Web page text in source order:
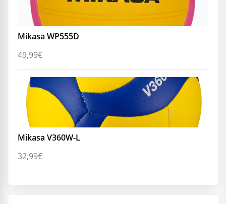
Mikasa WP555D
49,99€
Mikasa V360W-L
32,99€